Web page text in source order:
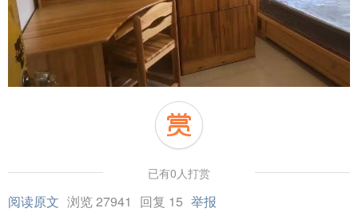
已有0人打赏
阅读原文 浏览 27941 回复 15 举报